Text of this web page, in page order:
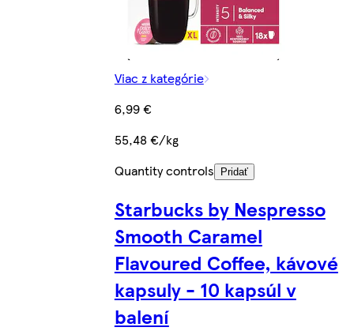
Viac z kategórie
6,99 €
55,48 €/kg
Quantity controls
Pridať
Starbucks by Nespresso
Smooth Caramel
Flavoured Coffee, kávové
kapsuly - 10 kapsúl v
balení